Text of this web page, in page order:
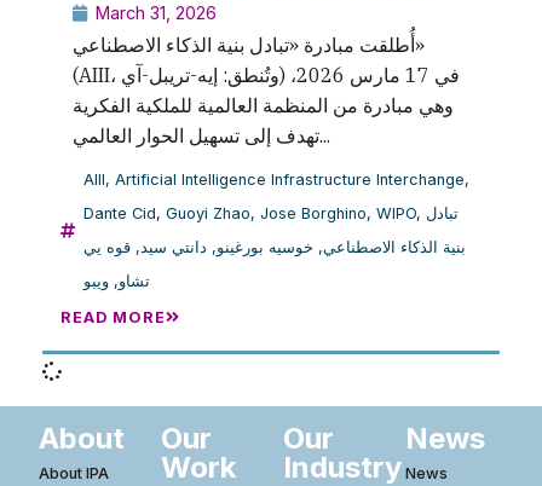
March 31, 2026
أُطلقت مبادرة «تبادل بنية الذكاء الاصطناعي»
(AIII، وتُنطق: إيه-تريبل-آي) في 17 مارس 2026،
وهي مبادرة من المنظمة العالمية للملكية الفكرية
تهدف إلى تسهيل الحوار العالمي...
AIII, Artificial Intelligence Infrastructure Interchange,
Dante Cid, Guoyi Zhao, Jose Borghino, WIPO, تبادل
بنية الذكاء الاصطناعي, خوسيه بورغينو, دانتي سيد, قوه يي
تشاو, ويبو
READ MORE
About
About IPA
Our
Work
Our
Industry
News
News